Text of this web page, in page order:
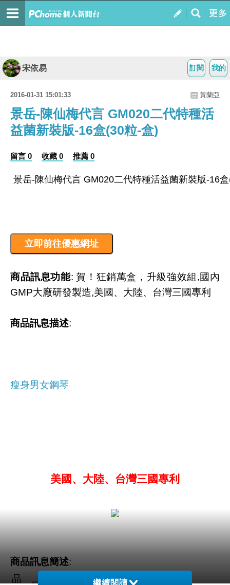
我的
訂閱
宋依易
2016-01-31 15:01:33 黃蘭亞
景岳-陳仙梅代言 GM020二代特種活
益菌新裝版-16盒(30粒-盒)
留言 0 收藏 0 推薦 0
商品訊息功能: 賀！狂銷萬盒，升級強效組,國內
GMP大廠研發製造,美國、大陸、台灣三國專利
商品訊息描述:
瘦身男女鋼琴
美國、大陸、台灣三國專利
商品訊息簡述:
品
繼續閱讀